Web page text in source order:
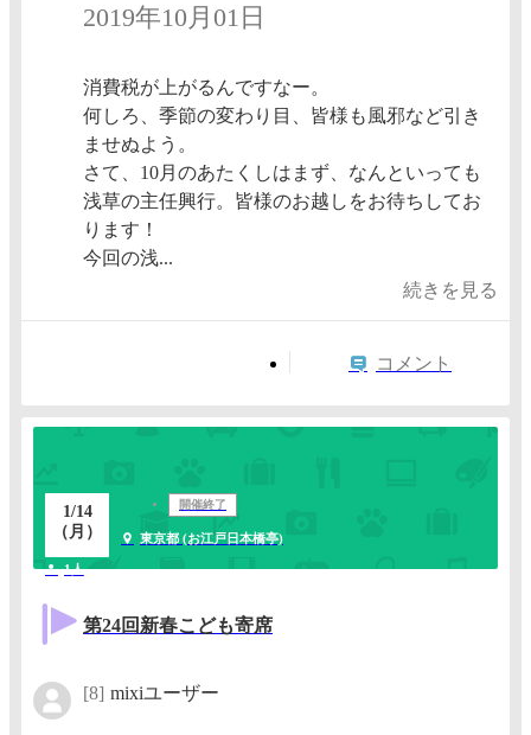
2019年10月01日
消費税が上がるんですなー。
何しろ、季節の変わり目、皆様も風邪など引き
ませぬよう。
さて、10月のあたくしはまず、なんといっても
浅草の主任興行。皆様のお越しをお待ちしてお
ります！
今回の浅...
続きを見る
コメント
1/14
（月）
開催終了
東京都 (お江戸日本橋亭)
1人
第24回新春こども寄席
[8] mixiユーザー